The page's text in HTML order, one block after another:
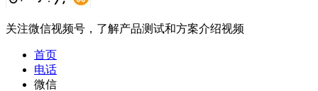
关注微信视频号，了解产品测试和方案介绍视频
首页
电话
微信